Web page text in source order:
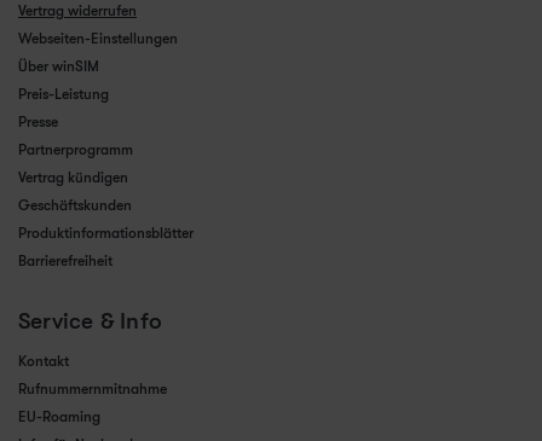
Vertrag widerrufen
Webseiten-Einstellungen
Über winSIM
Preis-Leistung
Presse
Partnerprogramm
Vertrag kündigen
Geschäftskunden
Produktinformationsblätter
Barrierefreiheit
Service & Info
Kontakt
Rufnummernmitnahme
EU-Roaming